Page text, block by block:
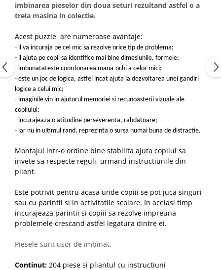
imbinarea pieselor din doua seturi rezultand astfel o a
treia masina in colectie.
Acest puzzle are numeroase avantaje:
- il va incuraja pe cel mic sa rezolve orice tip de problema;
- il ajuta pe copil sa identifice mai bine dimesiunile, formele;
- imbunatateste coordonarea mana-ochi a celor mici;
- este un joc de logica, astfel incat ajuta la dezvoltarea unei gandiri
logice a celui mic;
- imaginile vin in ajutorul memoriei si recunoasterii vizuale ale
copilului;
- incurajeaza o atitudine perseverenta, rabdatoare;
- iar nu in ultimul rand, reprezinta o sursa numai buna de distractie.
Montajul intr-o ordine bine stabilita ajuta copilul sa
invete sa respecte reguli, urmand instructiunile din
pliant.
Este potrivit pentru acasa unde copiii se pot juca singuri
sau cu parintii si in activitatile scolare. In acelasi timp
incurajeaza parintii si copiii sa rezolve impreuna
problemele crescand astfel legatura dintre ei.
Piesele sunt usor de imbinat.
Continut: 204 piese si pliantul cu instructiuni